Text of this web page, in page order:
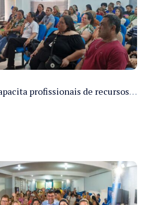
Manausprev capacita profissionais de recursos humanos para agilizar concessão de aposentadorias no município